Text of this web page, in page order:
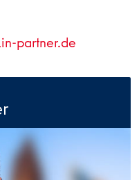
partner.de